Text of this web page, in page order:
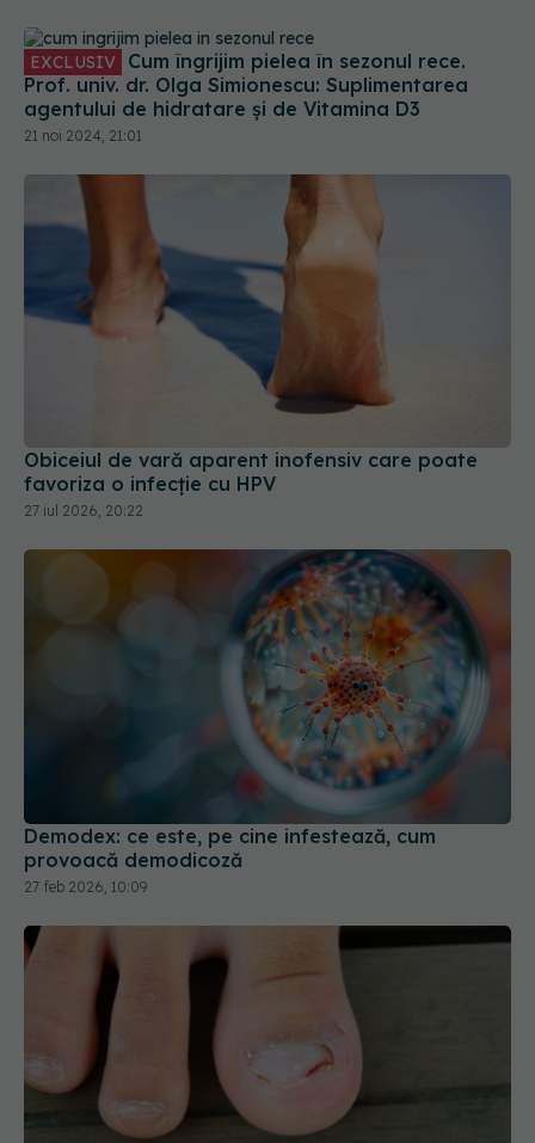
Prof. univ. dr. Olga Simionescu: Suplimentarea
agentului de hidratare și de Vitamina D3
21 noi 2024, 21:01
Obiceiul de vară aparent inofensiv care poate
27 iul 2026, 20:22
Demodex: ce este, pe cine infestează, cum
27 feb 2026, 10:09